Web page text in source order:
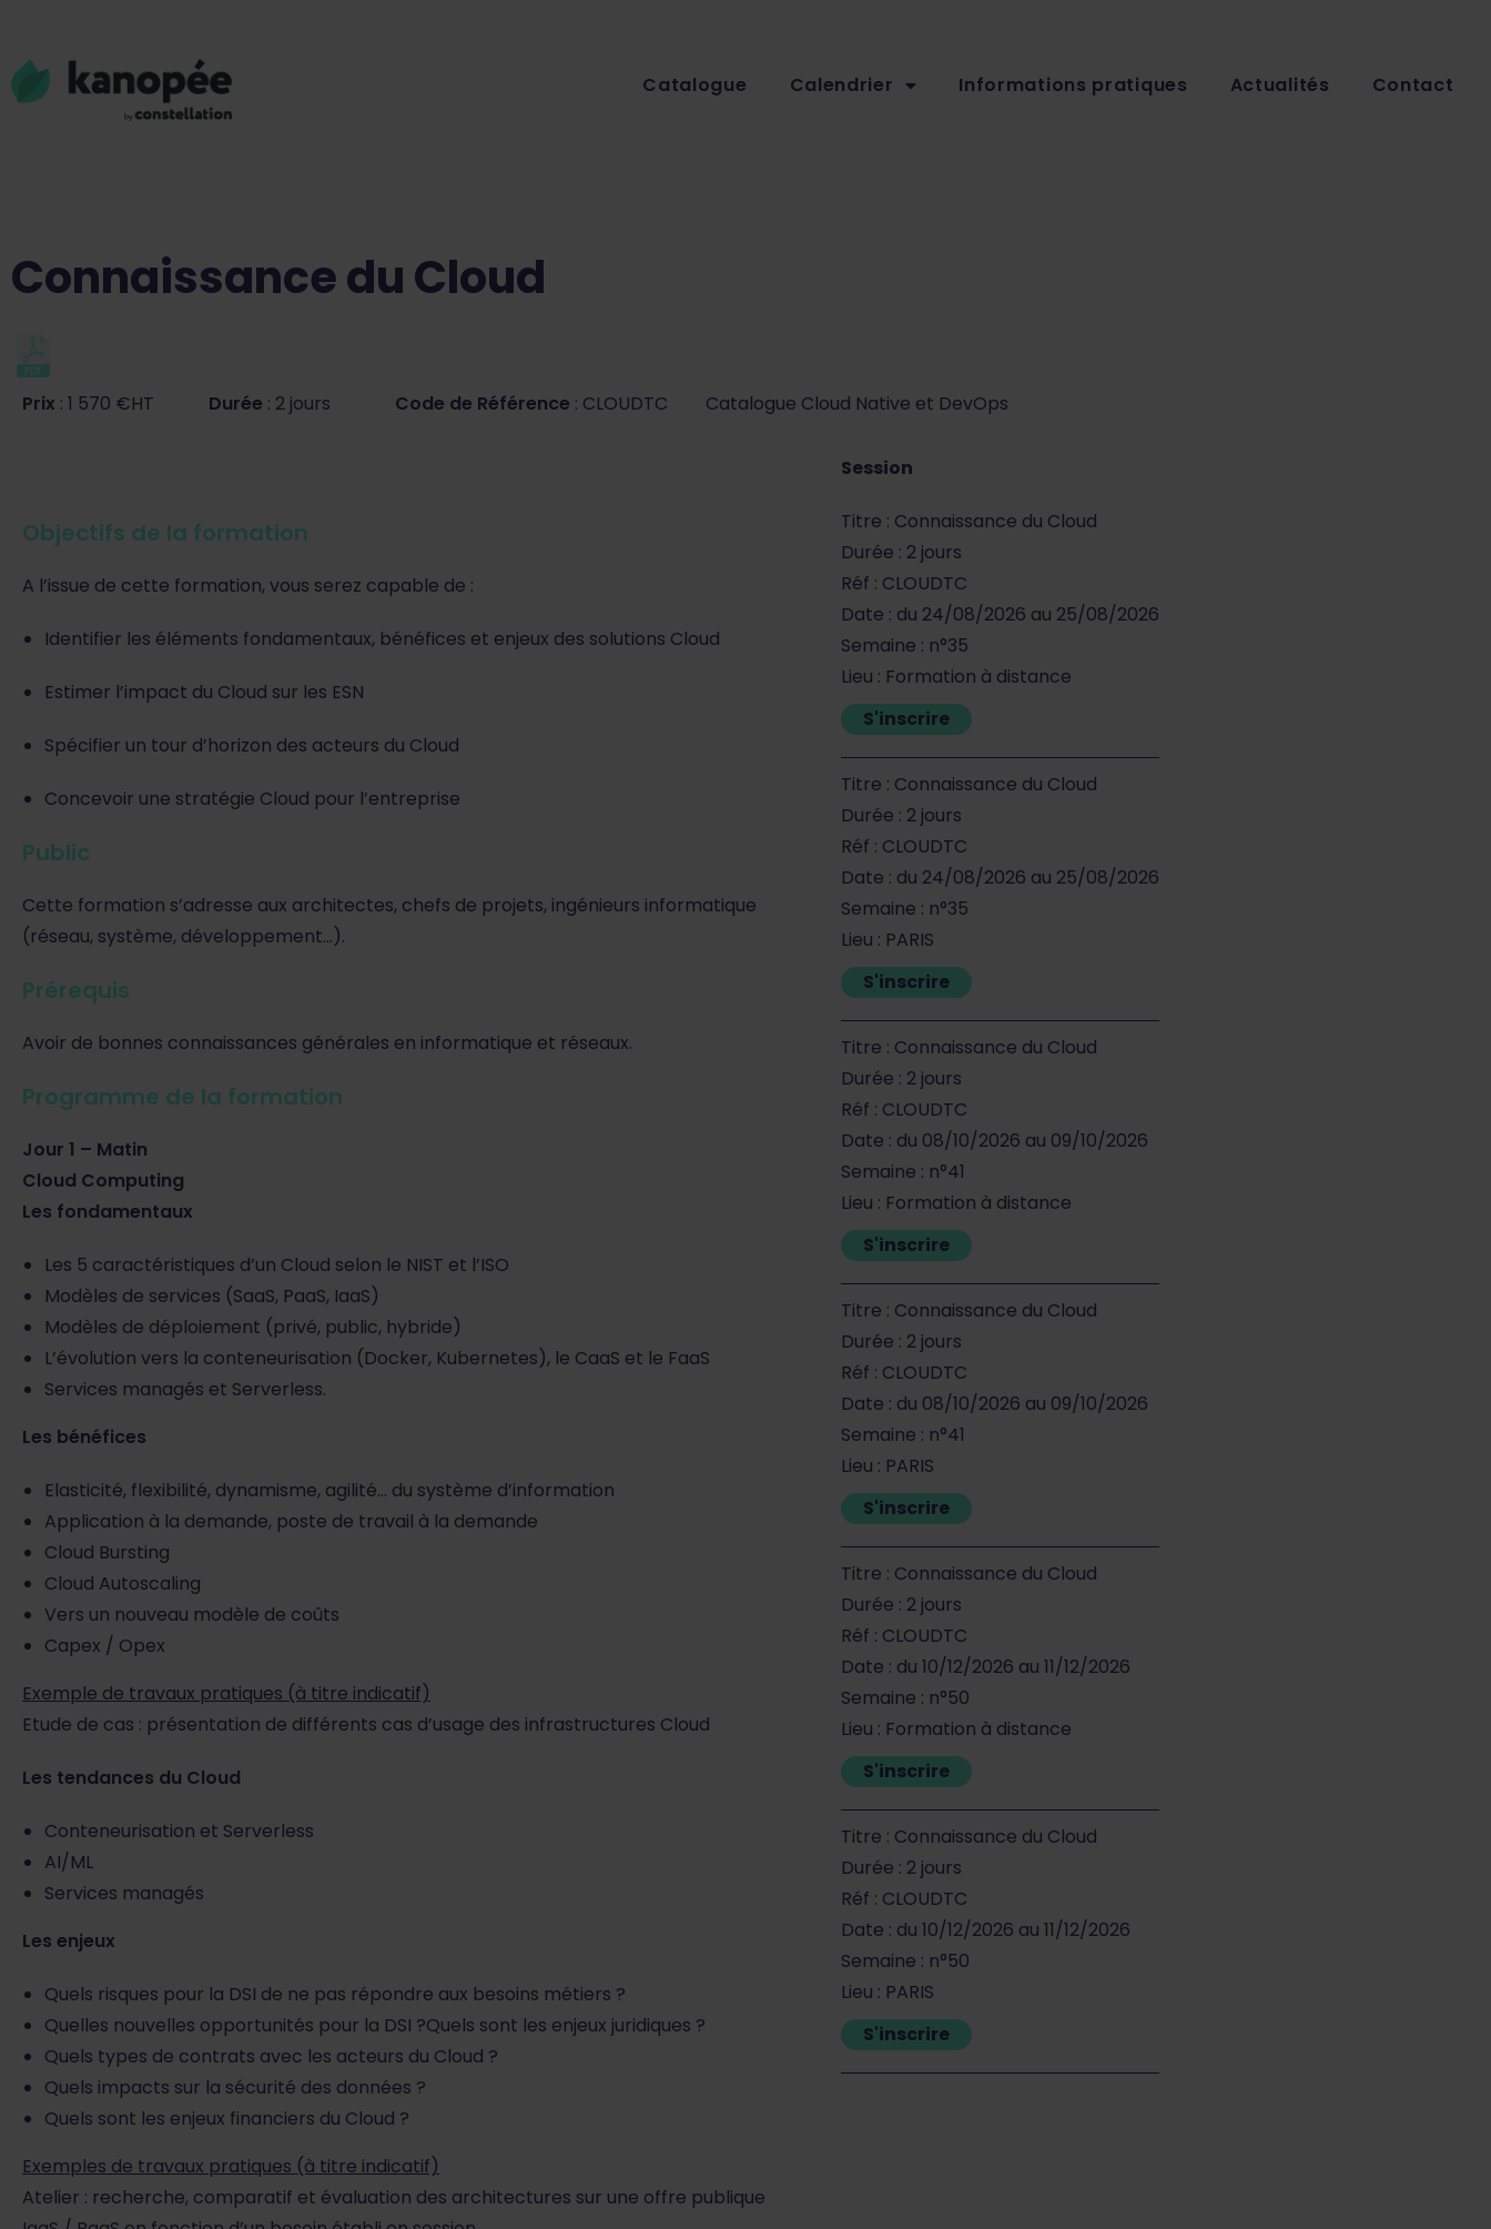
Catalogue Calendrier Informations pratiques Actualités Contact
Connaissance du Cloud
Prix : 1 570 €HT Durée : 2 jours Code de Référence : CLOUDTC Catalogue Cloud Native et DevOps
Objectifs de la formation
A l’issue de cette formation, vous serez capable de :
Identifier les éléments fondamentaux, bénéfices et enjeux des solutions Cloud
Estimer l’impact du Cloud sur les ESN
Spécifier un tour d’horizon des acteurs du Cloud
Concevoir une stratégie Cloud pour l’entreprise
Public
Cette formation s’adresse aux architectes, chefs de projets, ingénieurs informatique
(réseau, système, développement…).
Prérequis
Avoir de bonnes connaissances générales en informatique et réseaux.
Programme de la formation
Jour 1 – Matin
Cloud Computing
Les fondamentaux
Les 5 caractéristiques d’un Cloud selon le NIST et l’ISO
Modèles de services (SaaS, PaaS, IaaS)
Modèles de déploiement (privé, public, hybride)
L’évolution vers la conteneurisation (Docker, Kubernetes), le CaaS et le FaaS
Services managés et Serverless.
Les bénéfices
Elasticité, flexibilité, dynamisme, agilité… du système d’information
Application à la demande, poste de travail à la demande
Cloud Bursting
Cloud Autoscaling
Vers un nouveau modèle de coûts
Capex / Opex
Exemple de travaux pratiques (à titre indicatif)
Etude de cas : présentation de différents cas d’usage des infrastructures Cloud
Les tendances du Cloud
Conteneurisation et Serverless
AI/ML
Services managés
Les enjeux
Quels risques pour la DSI de ne pas répondre aux besoins métiers ?
Quelles nouvelles opportunités pour la DSI ?Quels sont les enjeux juridiques ?
Quels types de contrats avec les acteurs du Cloud ?
Quels impacts sur la sécurité des données ?
Quels sont les enjeux financiers du Cloud ?
Exemples de travaux pratiques (à titre indicatif)
Atelier : recherche, comparatif et évaluation des architectures sur une offre publique
Session
Titre : Connaissance du Cloud
Durée : 2 jours
Réf : CLOUDTC
Date : du 24/08/2026 au 25/08/2026
Semaine : n°35
Lieu : Formation à distance
S'inscrire
Titre : Connaissance du Cloud
Durée : 2 jours
Réf : CLOUDTC
Date : du 24/08/2026 au 25/08/2026
Semaine : n°35
Lieu : PARIS
S'inscrire
Titre : Connaissance du Cloud
Durée : 2 jours
Réf : CLOUDTC
Date : du 08/10/2026 au 09/10/2026
Semaine : n°41
Lieu : Formation à distance
S'inscrire
Titre : Connaissance du Cloud
Durée : 2 jours
Réf : CLOUDTC
Date : du 08/10/2026 au 09/10/2026
Semaine : n°41
Lieu : PARIS
S'inscrire
Titre : Connaissance du Cloud
Durée : 2 jours
Réf : CLOUDTC
Date : du 10/12/2026 au 11/12/2026
Semaine : n°50
Lieu : Formation à distance
S'inscrire
Titre : Connaissance du Cloud
Durée : 2 jours
Réf : CLOUDTC
Date : du 10/12/2026 au 11/12/2026
Semaine : n°50
Lieu : PARIS
S'inscrire